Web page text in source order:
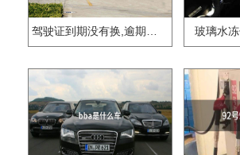
驾驶证到期没有换,逾期怎么办?? 玻璃水